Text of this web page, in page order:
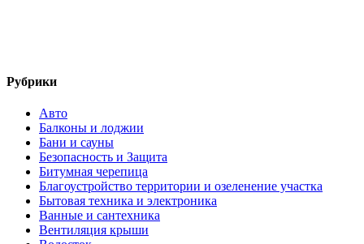
Рубрики
Авто
Балконы и лоджии
Бани и сауны
Безопасность и Защита
Битумная черепица
Благоустройство территории и озеленение участка
Бытовая техника и электроника
Ванные и сантехника
Вентиляция крыши